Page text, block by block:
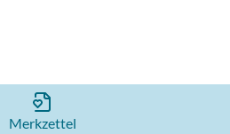
Merkzettel